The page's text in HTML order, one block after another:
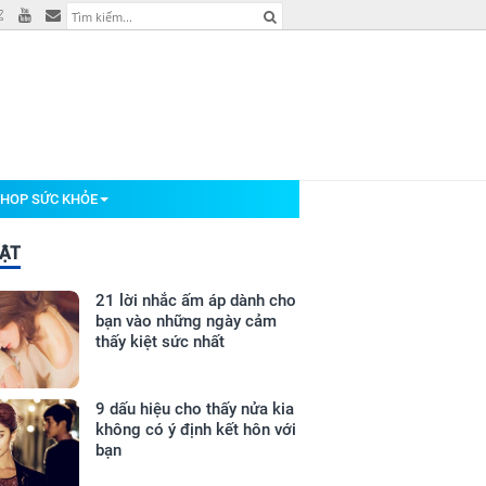
SỨC KHỎE
21 lời nhắc ấm áp dành cho
bạn vào những ngày cảm
thấy kiệt sức nhất
9 dấu hiệu cho thấy nửa kia
không có ý định kết hôn với
bạn